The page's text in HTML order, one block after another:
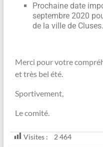
Prochaine date
septembre 2020
de la ville de Cluses.
Merci pour votre
et très bel été.
Sportivement,
Le comité.
Visites : 2 464